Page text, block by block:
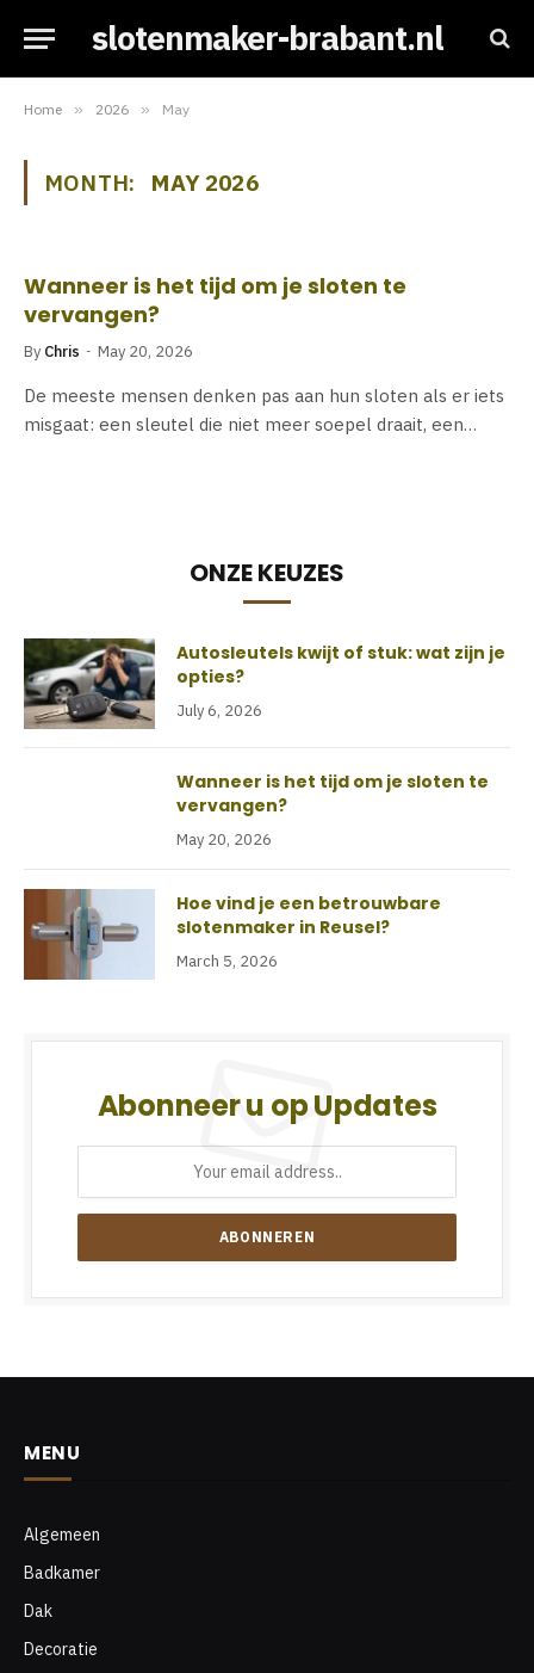
slotenmaker-brabant.nl
Home » 2026 » May
MONTH: MAY 2026
Wanneer is het tijd om je sloten te
vervangen?
By Chris May 20, 2026
De meeste mensen denken pas aan hun sloten als er iets
misgaat: een sleutel die niet meer soepel draait, een…
ONZE KEUZES
Autosleutels kwijt of stuk: wat zijn je
opties?
July 6, 2026
Wanneer is het tijd om je sloten te
vervangen?
May 20, 2026
Hoe vind je een betrouwbare
slotenmaker in Reusel?
March 5, 2026
Abonneer u op Updates
MENU
Algemeen
Badkamer
Dak
Decoratie